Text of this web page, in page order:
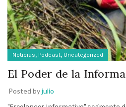
Noticias, Podcast, Uncategorized
El Poder de la
Posted byjulio